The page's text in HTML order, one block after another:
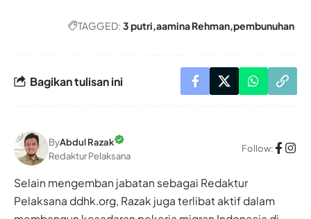
TAGGED: 3 putri aamina Rehman pembunuhan
Bagikan tulisan ini
ByAbdul Razak
Redaktur Pelaksana
Follow:
Selain mengemban jabatan sebagai Redaktur
Pelaksana ddhk.org, Razak juga terlibat aktif dalam